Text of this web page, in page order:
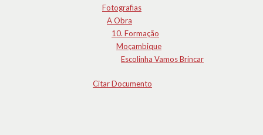
Fotografias
A Obra
10. Formação
Moçambique
Escolinha Vamos Brincar
Citar Documento